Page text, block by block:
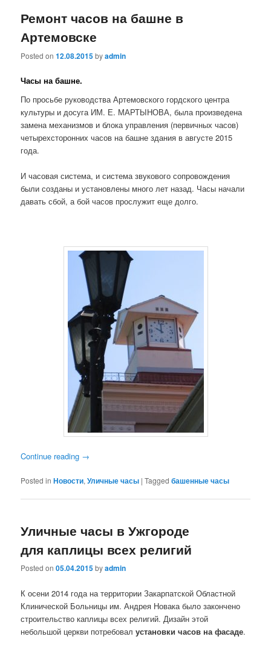
Ремонт часов на башне в
Артемовске
Posted on12.08.2015byadmin
Часы на башне.
По просьбе руководства Артемовского гордского центра
культуры и досуга ИМ. Е. МАРТЫНОВА, была произведена
замена механизмов и блока управления (первичных часов)
четырехсторонних часов на башне здания в августе 2015
года.
И часовая система, и система звукового сопровождения
были созданы и установлены много лет назад. Часы начали
давать сбой, а бой часов прослужит еще долго.
Continue reading →
Posted in Новости,Уличные часы |Tagged башенные часы
Уличные часы в Ужгороде
для каплицы всех религий
Posted on05.04.2015byadmin
К осени 2014 года на территории Закарпатской Областной
Клинической Больницы им. Андрея Новака было закончено
строительство каплицы всех религий. Дизайн этой
небольшой церкви потребовалустановки часов на фасаде.